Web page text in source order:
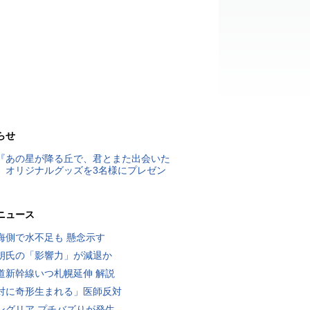
せ
あの星が降る丘で、君とまた出会いた
オリジナルグッズを3名様にプレゼン
ュース
側で水不足も 懸念示す
氏の「影響力」が減退か
新幹線いつ札幌延伸 解説
に奇形生まれる」医師反対